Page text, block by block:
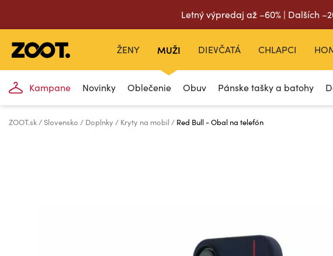
Letný výpredaj až –60% | Dalších
ŽENY MUŽI
Kampane Novinky Oblečenie Obuv Pánske tašky a batohy
DIEVČATÁ CHLAPCI
ZOOT.sk Slovensko Doplnky Kryty na mobil Red Bull - Obal na telefón